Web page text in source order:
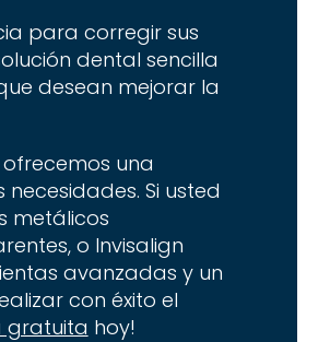
para corregir sus
dental sencilla
desean mejorar la
una
Si usted
metálicos
o Invisalign
avanzadas y un
con éxito el
gratuita hoy!